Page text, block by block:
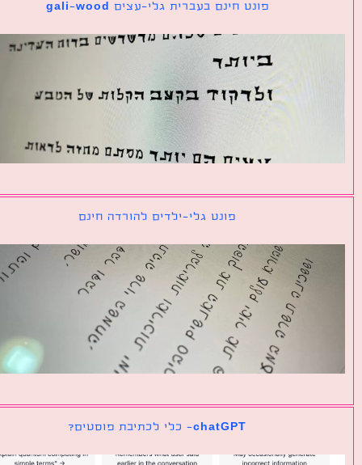
פונט חינם בעברית גלי-עצים gali-wood
פונט גלי-ילדים להורדה חינם
chatGPT- כלי לכתיבת פוסטים?